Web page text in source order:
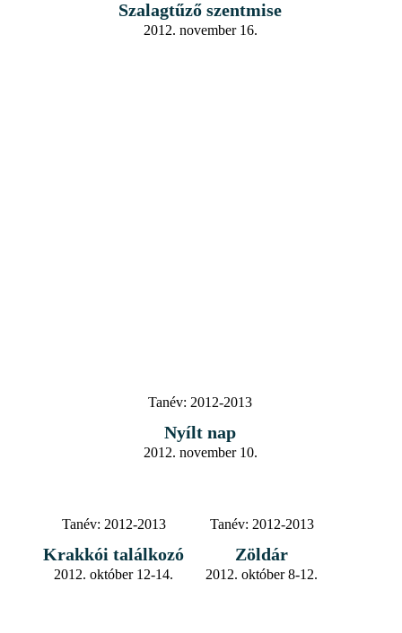
Szalagtűző szentmise
2012. november 16.
Tanév: 2012-2013
Nyílt nap
2012. november 10.
Tanév: 2012-2013
Krakkói találkozó
2012. október 12-14.
Tanév: 2012-2013
Zöldár
2012. október 8-12.